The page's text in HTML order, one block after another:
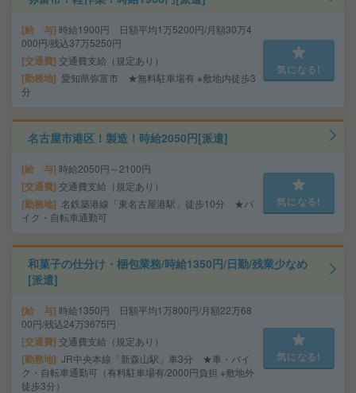
給 与 時給1900円 日額平均1万5200円/月額30万4
000円/残込37万5250円
交通費 交通費支給（規定あり）
勤務地 愛知県弥富市 ★無料駐車場有 ※敷地内徒歩3
分
気になる!
名古屋市港区！製造！時給2050円[派遣]
給 与 時給2050円～2100円
交通費 交通費支給（規定あり）
勤務地 名鉄築港線「東名古屋港駅」徒歩10分 ★バ
イク・自転車通勤可
気になる!
和菓子の仕分け・梱包業務/時給1350円/日勤/残業少なめ
[派遣]
給 与 時給1350円 日額平均1万800円/月額22万68
00円/残込24万3675円
交通費 交通費支給（規定あり）
勤務地 JR中央本線「新森山駅」車3分 ★車・バイ
ク・自転車通勤可（有料駐車場有/2000円負担 ※敷地外
徒歩3分）
気になる!